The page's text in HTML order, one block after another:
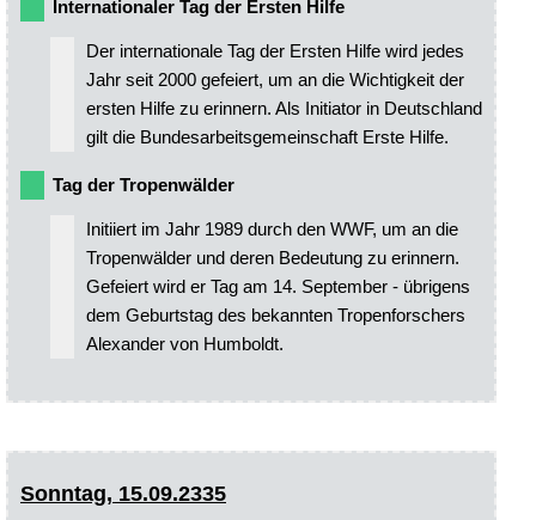
Internationaler Tag der Ersten Hilfe
Der internationale Tag der Ersten Hilfe wird jedes
Jahr seit 2000 gefeiert, um an die Wichtigkeit der
ersten Hilfe zu erinnern. Als Initiator in Deutschland
gilt die Bundesarbeitsgemeinschaft Erste Hilfe.
Tag der Tropenwälder
Initiiert im Jahr 1989 durch den WWF, um an die
Tropenwälder und deren Bedeutung zu erinnern.
Gefeiert wird er Tag am 14. September - übrigens
dem Geburtstag des bekannten Tropenforschers
Alexander von Humboldt.
Sonntag, 15.09.2335